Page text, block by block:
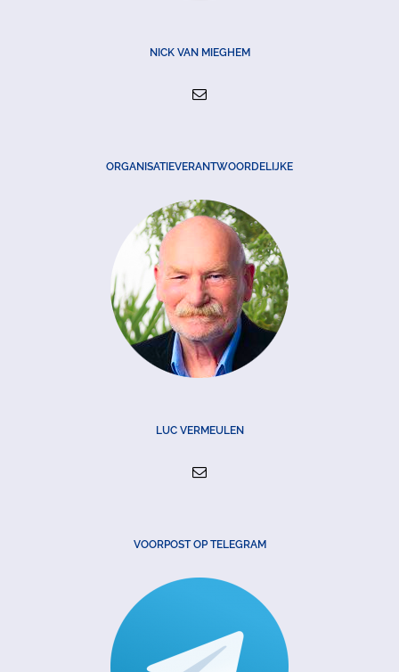
NICK VAN MIEGHEM
ORGANISATIEVERANTWOORDELIJKE
LUC VERMEULEN
VOORPOST OP TELEGRAM